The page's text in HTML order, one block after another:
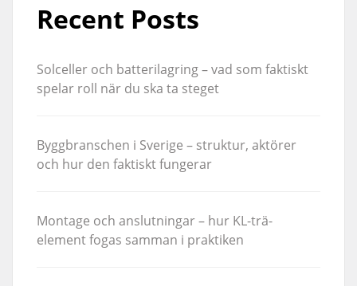
Recent Posts
Solceller och batterilagring – vad som faktiskt
spelar roll när du ska ta steget
Byggbranschen i Sverige – struktur, aktörer
och hur den faktiskt fungerar
Montage och anslutningar – hur KL-trä-
element fogas samman i praktiken